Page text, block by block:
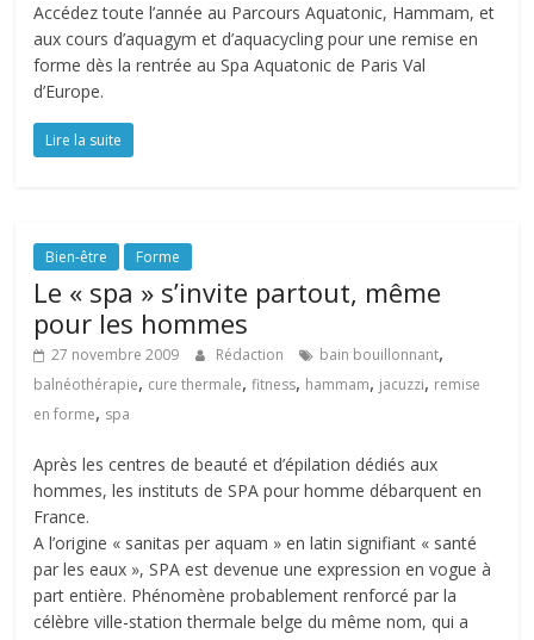
Accédez toute l’année au Parcours Aquatonic, Hammam, et
aux cours d’aquagym et d’aquacycling pour une remise en
forme dès la rentrée au Spa Aquatonic de Paris Val
d’Europe.
Lire la suite
Bien-être Forme
Le « spa » s’invite partout, même
pour les hommes
27 novembre 2009 Rédaction bain bouillonnant,
balnéothérapie, cure thermale,fitness, hammam, jacuzzi, remise
en forme, spa
Après les centres de beauté et d’épilation dédiés aux
hommes, les instituts de SPA pour homme débarquent en
France.
A l’origine « sanitas per aquam » en latin signifiant « santé
par les eaux », SPA est devenue une expression en vogue à
part entière. Phénomène probablement renforcé par la
célèbre ville-station thermale belge du même nom, qui a